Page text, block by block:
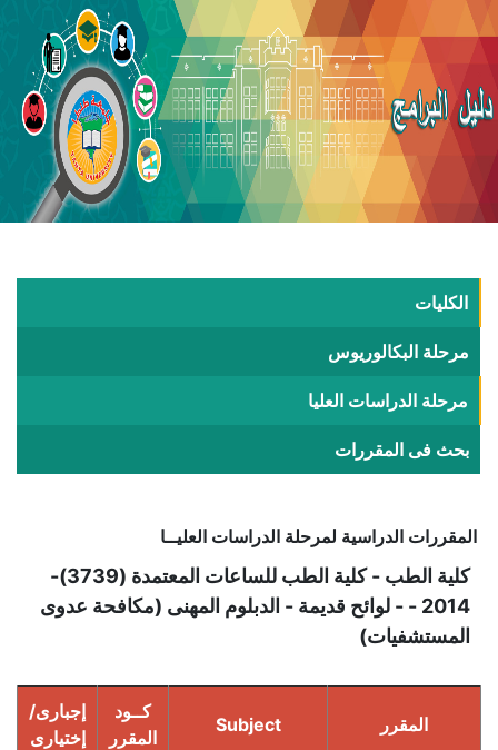
الكليات
مرحلة البكالوريوس
مرحلة الدراسات العليا
بحث فى المقررات
المقررات الدراسية لمرحلة الدراسات العليــا
كلية الطب - كلية الطب للساعات المعتمدة (3739)-
2014 - - لوائح قديمة - الدبلوم المهنى (مكافحة عدوى
المستشفيات)
المقرر Subject
كــود
المقرر
إجبارى/
إختيارى